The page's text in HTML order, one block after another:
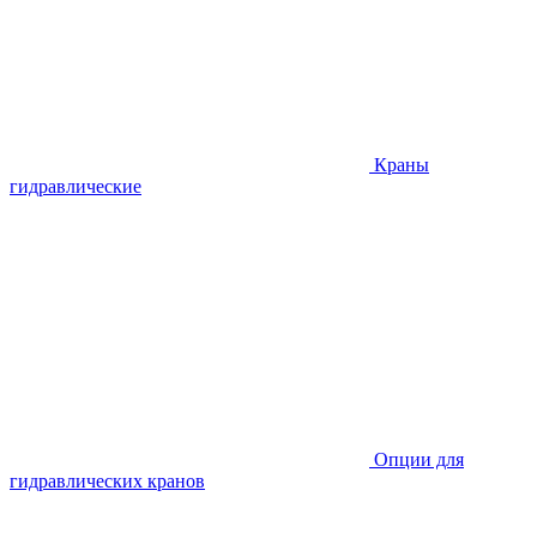
Краны
гидравлические
Опции для
гидравлических кранов